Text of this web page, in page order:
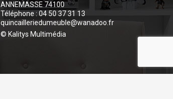
ANNEMASSE 74100
Téléphone : 04 50 37 31 13
quincailleriedumeuble@wanadoo.fr
© Kalitys Multimédia